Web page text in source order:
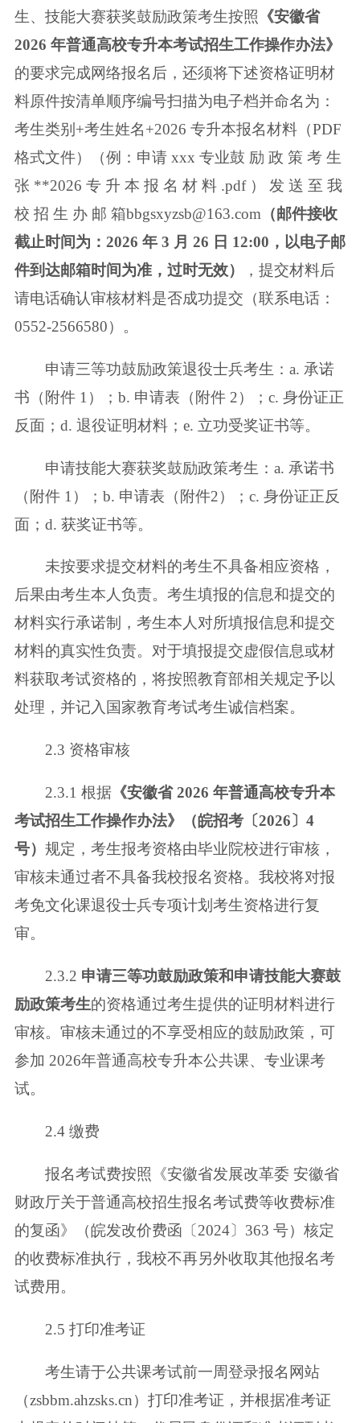
生、技能大赛获奖鼓励政策考生按照 《安徽省
2026 年普通高校专升本考试招生工作操作办法》
的要求完成网络报名后，还须将下述资格证明材
料原件按清单顺序编号扫描为电子档并命名为：
考生类别+考生姓名+2026 专升本报名材料（PDF
格式文件）（例：申请 xxx 专业鼓 励 政 策 考 生
张 **2026 专 升 本 报 名 材 料 .pdf ） 发 送 至 我
校 招 生 办 邮 箱bbgsxyzsb@163.com （邮件接收
截止时间为：2026 年 3 月 26 日 12:00，以电子邮
件到达邮箱时间为准，过时无效）
，提交材料后
请电话确认审核材料是否成功提交（联系电话：
0552-2566580）。
申请三等功鼓励政策退役士兵考生：a. 承诺
书（附件 1）；b. 申请表（附件 2）；c. 身份证正
反面；d. 退役证明材料；e. 立功受奖证书等。
申请技能大赛获奖鼓励政策考生：a. 承诺书
（附件 1）；b. 申请表（附件2）；c. 身份证正反
面；d. 获奖证书等。
未按要求提交材料的考生不具备相应资格，
后果由考生本人负责。考生填报的信息和提交的
材料实行承诺制，考生本人对所填报信息和提交
材料的真实性负责。对于填报提交虚假信息或材
料获取考试资格的，将按照教育部相关规定予以
处理，并记入国家教育考试考生诚信档案。
2.3 资格审核
2.3.1 根据 《安徽省 2026 年普通高校专升本
考试招生工作操作办法》（皖招考〔2026〕4
号） 规定，考生报考资格由毕业院校进行审核，
审核未通过者不具备我校报名资格。我校将对报
考免文化课退役士兵专项计划考生资格进行复
审。
2.3.2 申请三等功鼓励政策和申请技能大赛鼓
励政策考生的资格通过考生提供的证明材料进行
审核。审核未通过的不享受相应的鼓励政策，可
参加 2026年普通高校专升本公共课、专业课考
试。
2.4 缴费
报名考试费按照《安徽省发展改革委 安徽省
财政厅关于普通高校招生报名考试费等收费标准
的复函》（皖发改价费函〔2024〕363 号）核定
的收费标准执行，我校不再另外收取其他报名考
试费用。
2.5 打印准考证
考生请于公共课考试前一周登录报名网站
（zsbbm.ahzsks.cn）打印准考证， 并根据准考证